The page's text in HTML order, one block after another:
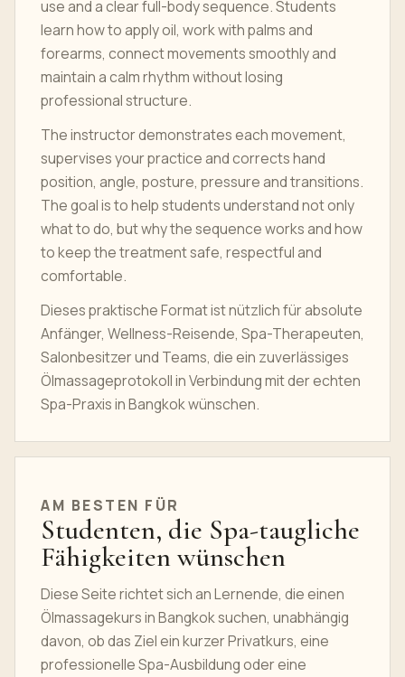
use and a clear full-body sequence. Students
learn how to apply oil, work with palms and
forearms, connect movements smoothly and
maintain a calm rhythm without losing
professional structure.
The instructor demonstrates each movement,
supervises your practice and corrects hand
position, angle, posture, pressure and transitions.
The goal is to help students understand not only
what to do, but why the sequence works and how
to keep the treatment safe, respectful and
comfortable.
Dieses praktische Format ist nützlich für absolute
Anfänger, Wellness-Reisende, Spa-Therapeuten,
Salonbesitzer und Teams, die ein zuverlässiges
Ölmassageprotokoll in Verbindung mit der echten
Spa-Praxis in Bangkok wünschen.
AM BESTEN FÜR
Studenten, die Spa-taugliche
Fähigkeiten wünschen
Diese Seite richtet sich an Lernende, die einen
Ölmassagekurs in Bangkok suchen, unabhängig
davon, ob das Ziel ein kurzer Privatkurs, eine
professionelle Spa-Ausbildung oder eine